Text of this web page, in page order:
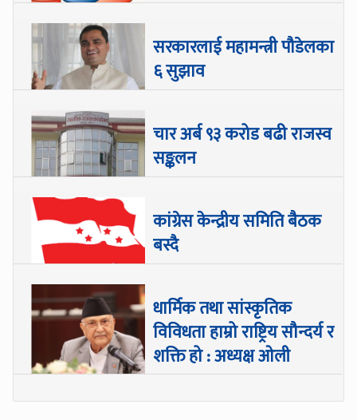
सरकारलाई महामन्त्री पौडेलका
६ सुझाव
चार अर्ब ९३ करोड बढी राजस्व
सङ्कलन
कांग्रेस केन्द्रीय समिति बैठक
बस्दै
धार्मिक तथा सांस्कृतिक
विविधता हाम्रो राष्ट्रिय सौन्दर्य र
शक्ति हो : अध्यक्ष ओली